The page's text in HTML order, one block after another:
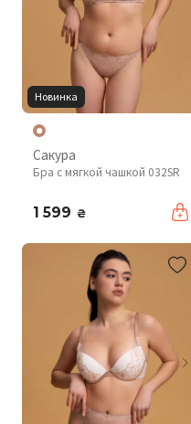
Новинка
Сакура
Бра с мягкой чашкой 032SR
1 599 ₴